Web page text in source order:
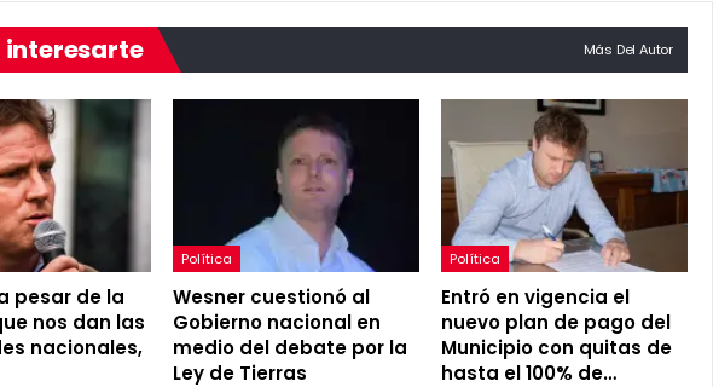
interesarte Más Del Autor
pesar de la
nos dan las
nacionales,
Política
Wesner cuestionó al
Gobierno nacional en
medio del debate por la
Ley de Tierras
Política
Entró en vigencia el
nuevo plan de pago del
Municipio con quitas de
hasta el 100% de…